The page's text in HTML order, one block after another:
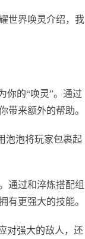
世界唤灵介绍，我
你的“唤灵”。通过
带来额外的帮助。
泡泡将玩家包裹起
通过和淬炼搭配组
有更强大的技能。
对强大的敌人，还